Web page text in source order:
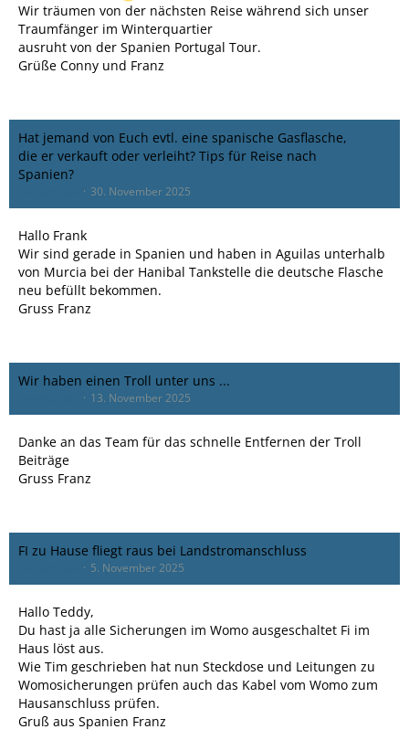
Wir träumen von der nächsten Reise während sich unser
Traumfänger im Winterquartier
ausruht von der Spanien Portugal Tour.
Grüße Conny und Franz
Hat jemand von Euch evtl. eine spanische Gasflasche,
die er verkauft oder verleiht? Tips für Reise nach
Spanien?
30. November 2025
Hallo Frank
Wir sind gerade in Spanien und haben in Aguilas unterhalb
von Murcia bei der Hanibal Tankstelle die deutsche Flasche
neu befüllt bekommen.
Gruss Franz
Wir haben einen Troll unter uns ...
13. November 2025
Danke an das Team für das schnelle Entfernen der Troll
Beiträge
Gruss Franz
FI zu Hause fliegt raus bei Landstromanschluss
5. November 2025
Hallo Teddy,
Du hast ja alle Sicherungen im Womo ausgeschaltet Fi im
Haus löst aus.
Wie Tim geschrieben hat nun Steckdose und Leitungen zu
Womosicherungen prüfen auch das Kabel vom Womo zum
Hausanschluss prüfen.
Gruß aus Spanien Franz